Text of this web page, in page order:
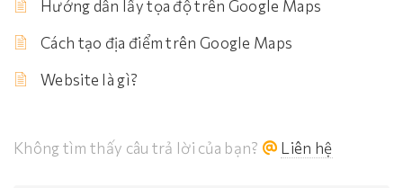
Hướng dẫn lấy tọa độ trên Google Maps
Cách tạo địa điểm trên Google Maps
Website là gì?
Không tìm thấy câu trả lời của bạn? Liên hệ